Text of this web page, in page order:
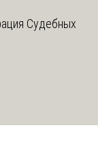
Судебных